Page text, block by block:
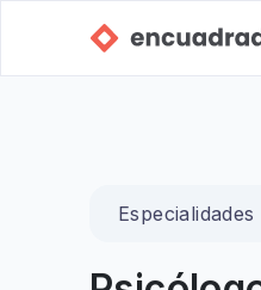
Especialidades